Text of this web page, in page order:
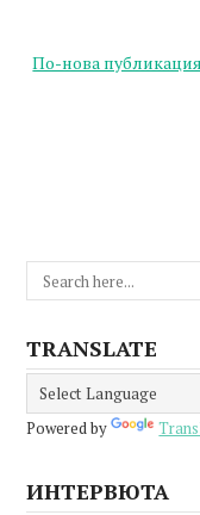
По-нова публикация
TRANSLATE
Powered by
ИНТЕРВЮТА